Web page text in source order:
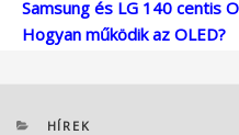
Samsung és LG 140 centis
Hogyan működik az OLED?
KATEGÓRIÁK
HÍREK